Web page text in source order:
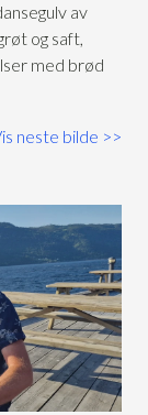
av
og saft,
med brød
neste bilde >>